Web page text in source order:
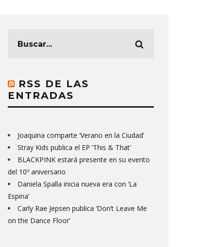
RSS DE LAS
ENTRADAS
Joaquina comparte ‘Verano en la Ciudad’
Stray Kids publica el EP ‘This & That’
BLACKPINK estará presente en su evento
del 10º aniversario
Daniela Spalla inicia nueva era con ‘La
Espina’
Carly Rae Jepsen publica ‘Don’t Leave Me
on the Dance Floor’